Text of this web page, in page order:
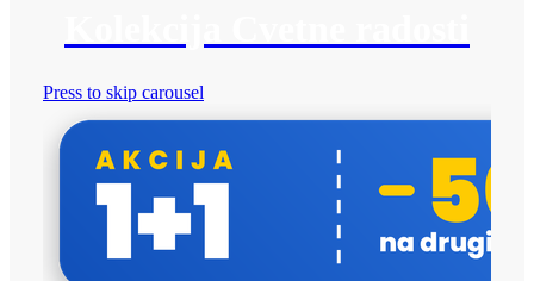
Press to skip carousel